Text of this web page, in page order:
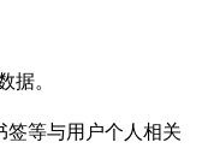
据。
签等与用户个人相关